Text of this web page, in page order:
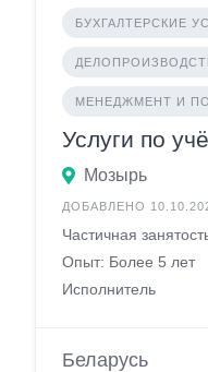
БУХГАЛТЕРСКИЕ
МЕНЕДЖМЕНТ И
Услуги по
Мозырь
ДОБАВЛЕНО
Частичная
Опыт: Более 5 лет
Исполнитель
Беларусь